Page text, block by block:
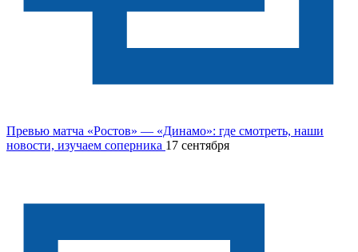
Превью матча «Ростов» — «Динамо»: где смотреть, наши
новости, изучаем соперника 17 сентября